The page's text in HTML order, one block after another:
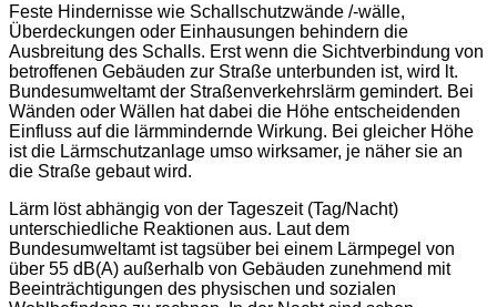
Feste Hindernisse wie Schallschutzwände /-wälle,
Überdeckungen oder Einhausungen behindern die
Ausbreitung des Schalls. Erst wenn die Sichtverbindung von
betroffenen Gebäuden zur Straße unterbunden ist, wird lt.
Bundesumweltamt der Straßenverkehrslärm gemindert. Bei
Wänden oder Wällen hat dabei die Höhe entscheidenden
Einfluss auf die lärmmindernde Wirkung. Bei gleicher Höhe
ist die Lärmschutzanlage umso wirksamer, je näher sie an
die Straße gebaut wird.
Lärm löst abhängig von der Tageszeit (Tag/Nacht)
unterschiedliche Reaktionen aus. Laut dem
Bundesumweltamt ist tagsüber bei einem Lärmpegel von
über 55 dB(A) außerhalb von Gebäuden zunehmend mit
Beeinträchtigungen des physischen und sozialen